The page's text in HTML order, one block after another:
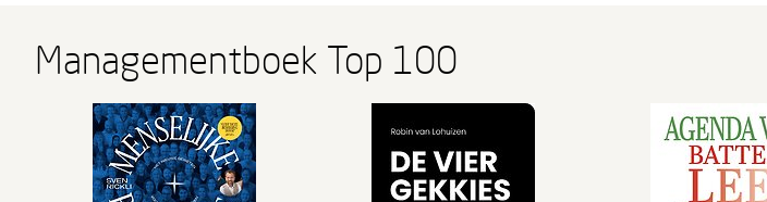
Managementboek Top 100